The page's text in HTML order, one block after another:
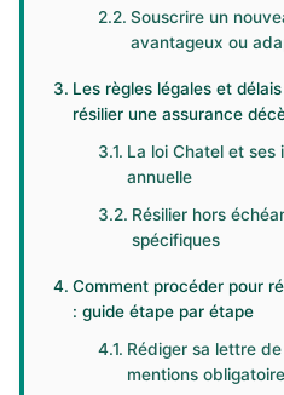
Souscrire un
avantageux ou
Les règles légales et
résilier une assurance
La loi Chatel et ses
annuelle
Résilier hors
spécifiques
Comment procéder pour
: guide étape par étape
Rédiger sa lettre
mentions